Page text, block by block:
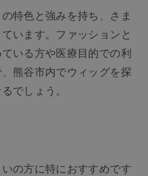
特色と強みを持ち、さま
います。ファッションと
いる方や医療目的での利
熊谷市内でウィッグを探
でしょう。
の方に特におすすめです